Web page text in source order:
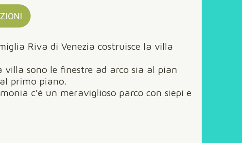
Riva di Venezia costruisce la villa
villa sono le finestre ad arco sia al pian
primo piano.
c'è un meraviglioso parco con siepi e